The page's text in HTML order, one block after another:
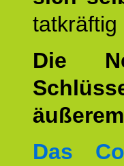
tatkräftig
Die
Das